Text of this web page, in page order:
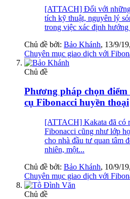
[ATTACH] Đối với những
tích kỹ thuật, nguyên lý
trong việc xác định
Chủ đề bởi: Bảo Khánh, 13/9/19
Chuyên mục giao dịch với
Chủ đề
Phương pháp chọn
cụ Fibonacci huyền thoại
[ATTACH] Kakata đã có
Fibonacci cũng như lớp
cho nhà đầu tư quan tâm
nhiên, một...
Chủ đề bởi: Bảo Khánh, 10/9/19
Chuyên mục giao dịch với
Chủ đề